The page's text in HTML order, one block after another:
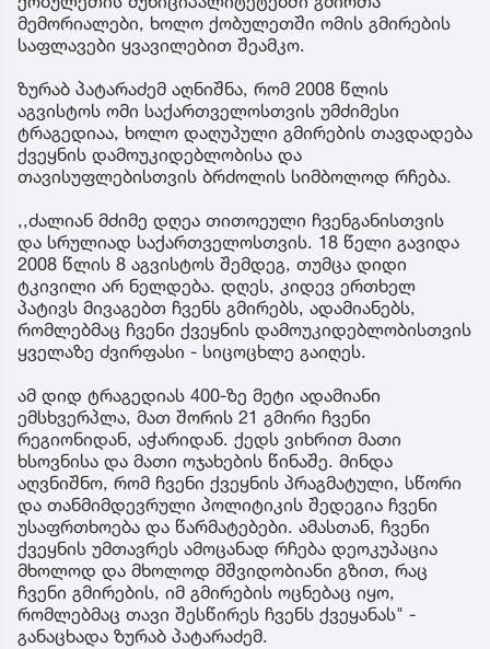
მემორიალები, ხოლო ქობულეთში ომის გმირების
საფლავები ყვავილებით შეამკო.
ზურაბ პატარაძემ აღნიშნა, რომ 2008 წლის
აგვისტოს ომი საქართველოსთვის უმძიმესი
ტრაგედიაა, ხოლო დაღუპული გმირების თავდადება
ქვეყნის დამოუკიდებლობისა და
თავისუფლებისთვის ბრძოლის სიმბოლოდ რჩება.
,,ძალიან მძიმე დღეა თითოეული ჩვენგანისთვის
და სრულიად საქართველოსთვის. 18 წელი გავიდა
2008 წლის 8 აგვისტოს შემდეგ, თუმცა დიდი
ტკივილი არ ნელდება. დღეს, კიდევ ერთხელ
პატივს მივაგებთ ჩვენს გმირებს, ადამიანებს,
რომლებმაც ჩვენი ქვეყნის დამოუკიდებლობისთვის
ყველაზე ძვირფასი - სიცოცხლე გაიღეს.
ამ დიდ ტრაგედიას 400-ზე მეტი ადამიანი
ემსხვერპლა, მათ შორის 21 გმირი ჩვენი
რეგიონიდან, აჭარიდან. ქედს ვიხრით მათი
ხსოვნისა და მათი ოჯახების წინაშე. მინდა
აღვნიშნო, რომ ჩვენი ქვეყნის პრაგმატული, სწორი
და თანმიმდევრული პოლიტიკის შედეგია ჩვენი
უსაფრთხოება და წარმატებები. ამასთან, ჩვენი
ქვეყნის უმთავრეს ამოცანად რჩება დეოკუპაცია
მხოლოდ და მხოლოდ მშვიდობიანი გზით, რაც
ჩვენი გმირების, იმ გმირების ოცნებაც იყო,
რომლებმაც თავი შესწირეს ჩვენს ქვეყანას" -
განაცხადა ზურაბ პატარაძემ.